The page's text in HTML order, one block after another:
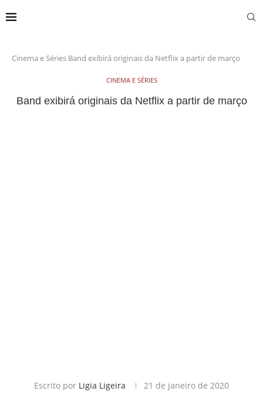
Cinema e Séries Band exibirá originais da Netflix a partir de março
CINEMA E SÉRIES
Band exibirá originais da Netflix a partir de março
Escrito por Ligia Ligeira 21 de janeiro de 2020